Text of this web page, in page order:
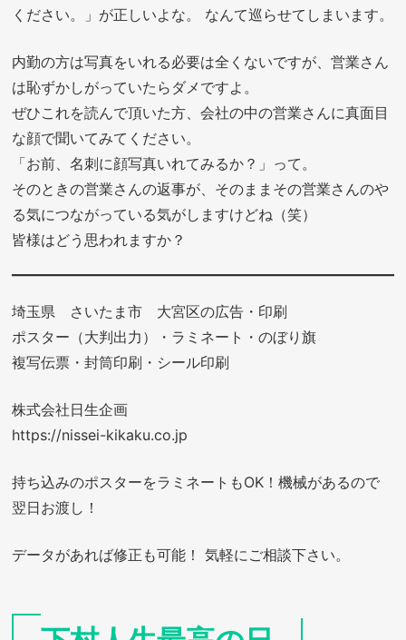
ください。」が正しいよな。 なんて巡らせてしまいます。
内勤の方は写真をいれる必要は全くないですが、営業さん
は恥ずかしがっていたらダメですよ。
ぜひこれを読んで頂いた方、会社の中の営業さんに真面目
な顔で聞いてみてください。
「お前、名刺に顔写真いれてみるか？」って。
そのときの営業さんの返事が、そのままその営業さんのや
る気につながっている気がしますけどね（笑）
皆様はどう思われますか？
埼玉県 さいたま市 大宮区の広告・印刷
ポスター（大判出力）・ラミネート・のぼり旗
複写伝票・封筒印刷・シール印刷
株式会社日生企画
https://nissei-kikaku.co.jp
持ち込みのポスターをラミネートもOK！機械があるので
翌日お渡し！
データがあれば修正も可能！ 気軽にご相談下さい。